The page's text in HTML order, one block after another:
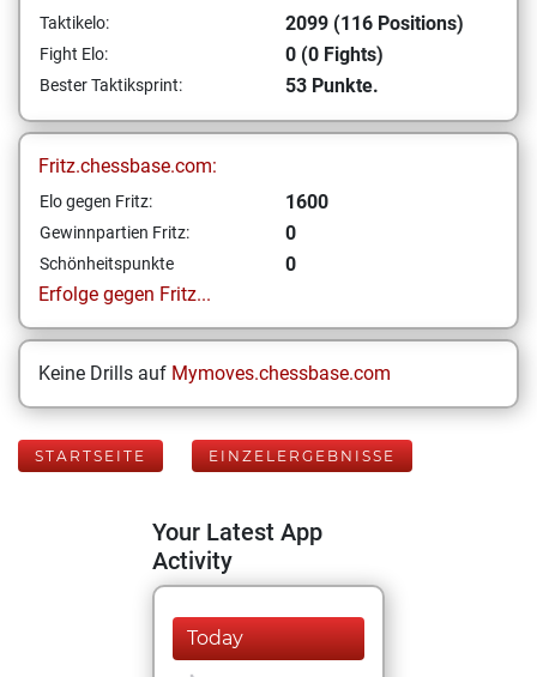
Taktikelo: 2099 (116 Positions)
Fight Elo: 0 (0 Fights)
Bester Taktiksprint: 53 Punkte.
Fritz.chessbase.com:
Elo gegen Fritz: 1600
Gewinnpartien Fritz: 0
Schönheitspunkte
0
Erfolge gegen Fritz...
Keine Drills auf Mymoves.chessbase.com
STARTSEITE EINZELERGEBNISSE
Your Latest App
Activity
Today